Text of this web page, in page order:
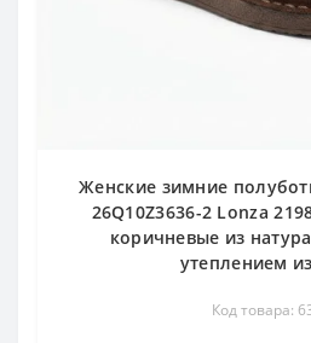
Женские зимние
26Q10Z3636-2 Lonza
коричневые из
утеплением
Код товара: